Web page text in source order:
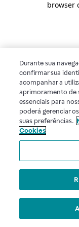
browser
Durante sua
confirmar sua
acompanhar a
aprimoramento de
essenciais para
poderá gerenciar
suas preferências.
Cookies